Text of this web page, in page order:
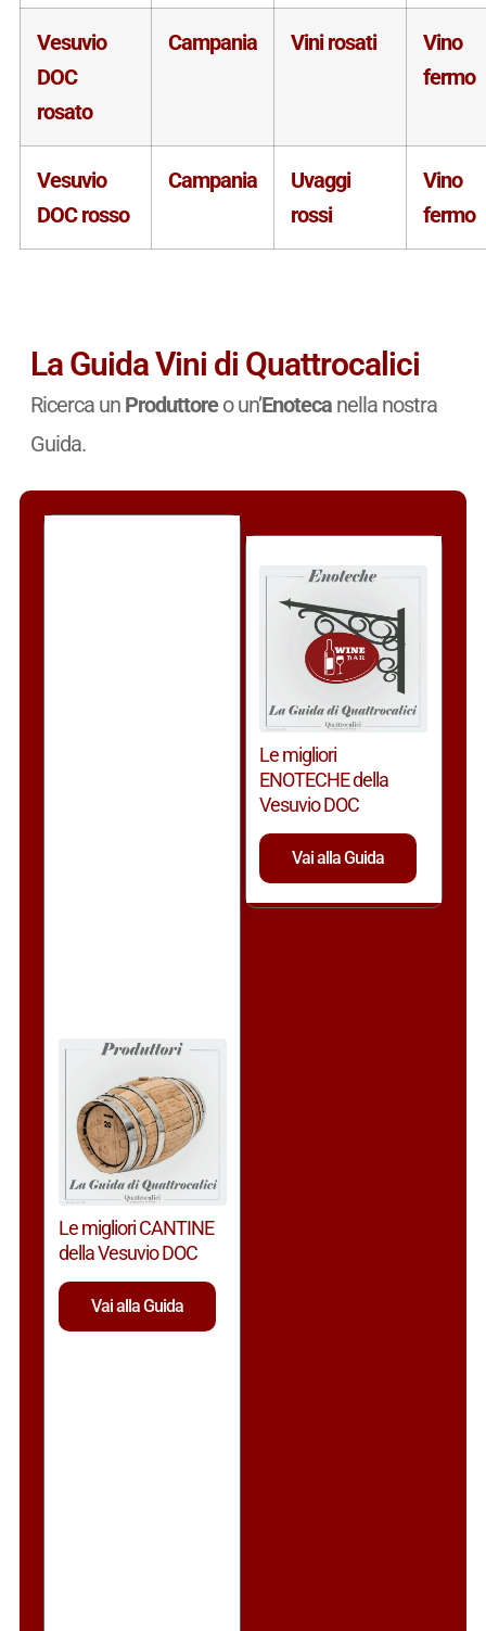
Vesuvio
DOC
rosato
Campania Vini rosati
Vino
fermo
Vesuvio
DOC rosso
Campania
Uvaggi
rossi
Vino
fermo
La Guida Vini di Quattrocalici
Ricerca un Produttoreo un’Enotecanella nostra
Guida.
Le migliori CANTINE
della Vesuvio DOC
Vai alla Guida
Le migliori
ENOTECHE della
Vesuvio DOC
Vai alla Guida